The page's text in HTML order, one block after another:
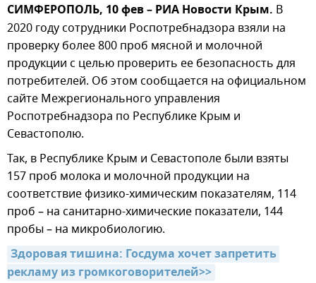
СИМФЕРОПОЛЬ, 10 фев – РИА Новости Крым. В
2020 году сотрудники Роспотребнадзора взяли на
проверку более 800 проб мясной и молочной
продукции с целью проверить ее безопасность для
потребителей. Об этом сообщается на официальном
сайте Межрегионального управления
Роспотребнадзора по Республике Крым и
Севастополю.
Так, в Республике Крым и Севастополе были взяты
157 проб молока и молочной продукции на
соответствие физико-химическим показателям, 114
проб – на санитарно-химические показатели, 144
пробы – на микробиологию.
Здоровая тишина: Госдума хочет запретить
рекламу из громкоговорителей>>